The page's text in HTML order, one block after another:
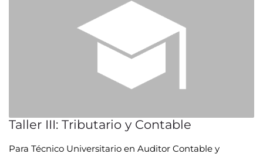
Taller III: Tributario y Contable
Para Técnico Universitario en Auditor Contable y